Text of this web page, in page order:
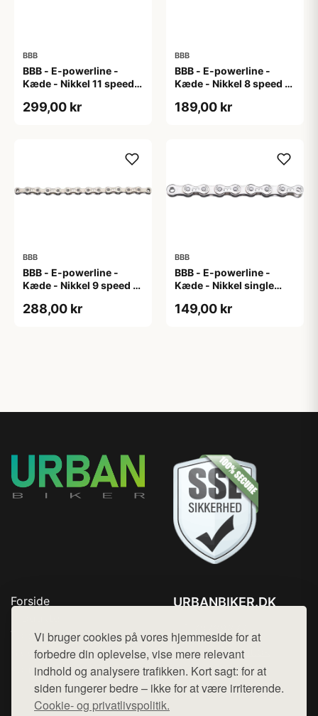
Vi bruger cookies på vores hjemmeside for at
forbedre din oplevelse, vise mere relevant
indhold og analysere trafikken. Kort sagt: for at
siden fungerer bedre – ikke for at være irriterende.
Cookie- og privatlivspolitik.
BBB
BBB - E-powerline -
Kæde - Nikkel 11 speed
299,00 kr
BBB
BBB - E-powerline -
Kæde - Nikkel 8 speed til
189,00 kr
BBB
BBB - E-powerline -
Kæde - Nikkel 9 speed til
288,00 kr
BBB
BBB - E-powerline -
Kæde - Nikkel single
149,00 kr
Forside
Top Rabatter
Blog
Kontakt
URBANBIKER.DK
Mail: hej@want.dk
Cookie- og privatlivspolitik